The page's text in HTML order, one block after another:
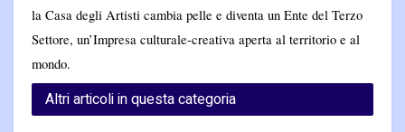
la Casa degli Artisti cambia pelle e diventa un Ente del Terzo
Settore, un’Impresa culturale-creativa aperta al territorio e al
mondo.
Altri articoli in questa categoria